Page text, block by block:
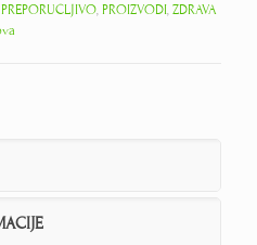
PREPORUČLJIVO, PROIZVODI, ZDRAVA